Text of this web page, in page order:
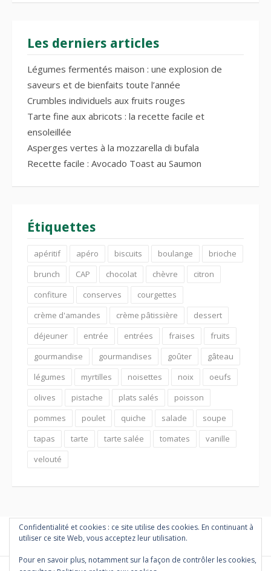
Les derniers articles
Légumes fermentés maison : une explosion de
saveurs et de bienfaits toute l’année
Crumbles individuels aux fruits rouges
Tarte fine aux abricots : la recette facile et
ensoleillée
Asperges vertes à la mozzarella di bufala
Recette facile : Avocado Toast au Saumon
Étiquettes
apéritif apéro biscuits boulange
brioche
brunch
CAP chocolat chèvre
citron
confiture
conserves
courgettes
crème d'amandes
crème pâtissière
dessert
déjeuner
entrée entrées fraises
fruits
gourmandise
gourmandises goûter
gâteau
légumes
myrtilles noisettes noix
oeufs
olives
pistache plats salés
poisson
pommes
poulet quiche salade
soupe
tapas
tarte tarte salée tomates
vanille
velouté
Confidentialité et cookies : ce site utilise des cookies. En continuant à
utiliser ce site Web, vous acceptez leur utilisation.
Pour en savoir plus, notamment sur la façon de contrôler les cookies,